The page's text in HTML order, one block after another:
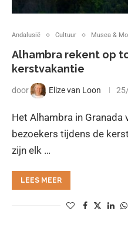
Andalusië Cultuur Musea &
Alhambra rekent op
kerstvakantie
door Elize van Loon
Het Alhambra in
bezoekers tijdens de
zijn elk …
LEES MEER